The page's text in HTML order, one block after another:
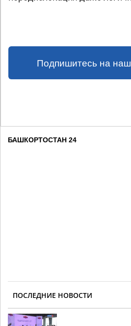
Подпишитесь на наш
БАШКОРТОСТАН 24
ПОСЛЕДНИЕ НОВОСТИ